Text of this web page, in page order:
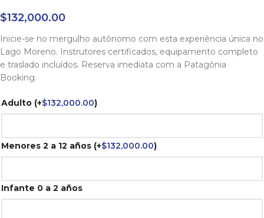
$132,000.00
Inicie-se no mergulho autônomo com esta experiência única no
Lago Moreno. Instrutores certificados, equipamento completo
e traslado incluídos. Reserva imediata com a Patagônia
Booking.
Adulto (+$132,000.00)
Menores 2 a 12 años (+$132,000.00)
Infante 0 a 2 años